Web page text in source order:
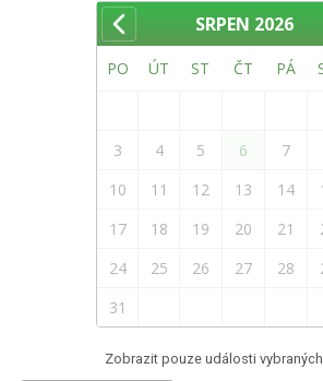
SRPEN 2026
PO ÚT ST ČT PÁ
3
4 5 6 7
10
11 12 13 14
17
18 19 20 21
24
25 26 27 28
31
Zobrazit pouze události